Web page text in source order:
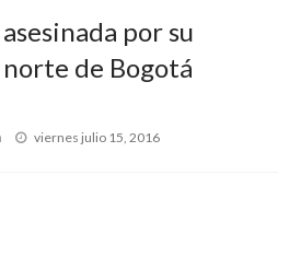
por su
norte de Bogotá
Publicado
viernes julio 15, 2016